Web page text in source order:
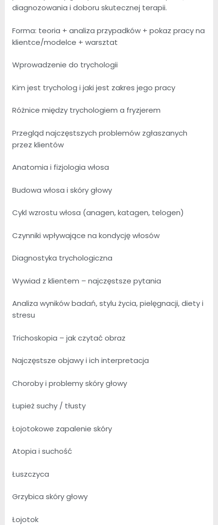
diagnozowania i doboru skutecznej terapii.
Forma: teoria + analiza przypadków + pokaz pracy na
klientce/modelce + warsztat
Wprowadzenie do trychologii
Kim jest trycholog i jaki jest zakres jego pracy
Różnice między trychologiem a fryzjerem
Przegląd najczęstszych problemów zgłaszanych
przez klientów
Anatomia i fizjologia włosa
Budowa włosa i skóry głowy
Cykl wzrostu włosa (anagen, katagen, telogen)
Czynniki wpływające na kondycję włosów
Diagnostyka trychologiczna
Wywiad z klientem – najczęstsze pytania
Analiza wyników badań, stylu życia, pielęgnacji, diety i
stresu
Trichoskopia – jak czytać obraz
Najczęstsze objawy i ich interpretacja
Choroby i problemy skóry głowy
Łupież suchy / tłusty
Łojotokowe zapalenie skóry
Atopia i suchość
Łuszczyca
Grzybica skóry głowy
Łojotok